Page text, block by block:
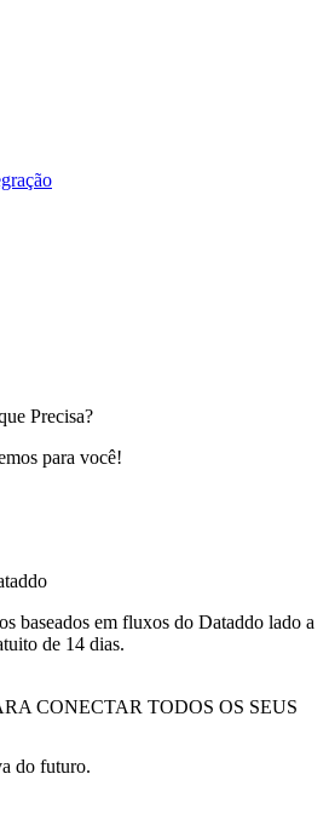
Precisa?
para você!
baseados em fluxos do Dataddo lado a
de 14 dias.
CONECTAR TODOS OS SEUS
do futuro.